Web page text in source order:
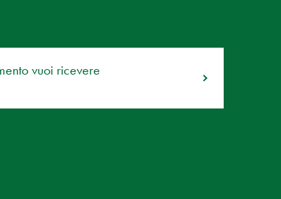
vuoi ricevere